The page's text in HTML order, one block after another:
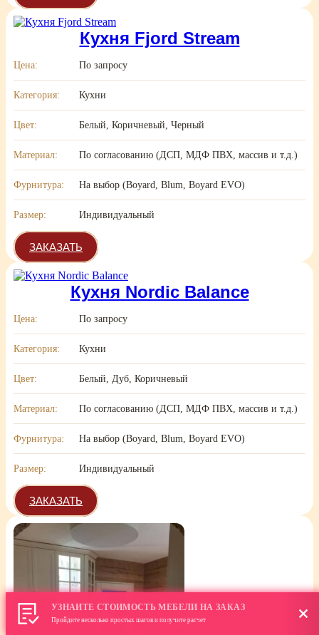
Кухня Fjord Stream
Цена: По запросу
Категория: Кухни
Цвет: Белый, Коричневый, Черный
Материал: По согласованию (ДСП, МДФ ПВХ, массив и т.д.)
Фурнитура: На выбор (Boyard, Blum, Boyard EVO)
Размер: Индивидуальный
ЗАКАЗАТЬ
Кухня Nordic Balance
Цена: По запросу
Категория: Кухни
Цвет: Белый, Дуб, Коричневый
Материал: По согласованию (ДСП, МДФ ПВХ, массив и т.д.)
Фурнитура: На выбор (Boyard, Blum, Boyard EVO)
Размер: Индивидуальный
ЗАКАЗАТЬ
УЗНАЙТЕ СТОИМОСТЬ МЕБЕЛИ НА ЗАКАЗ
Пройдите несколько простых шагов и получите расчет